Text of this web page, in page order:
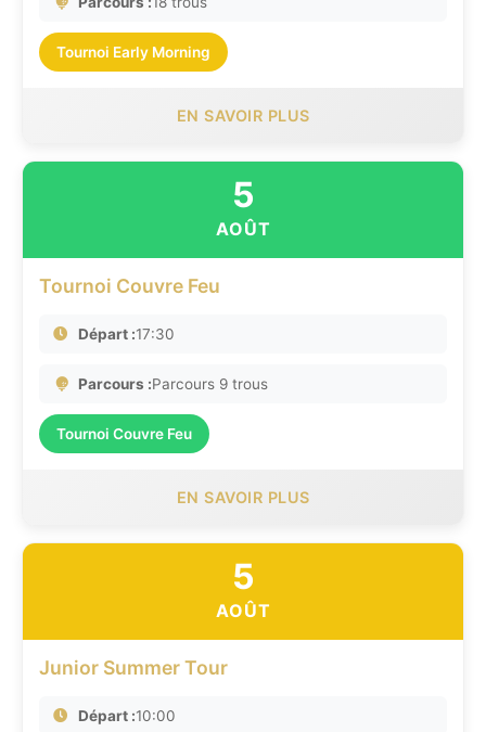
Tournoi Early Morning
EN SAVOIR PLUS
5
AOÛT
Tournoi Couvre Feu
Départ :17:30
Parcours :Parcours 9 trous
Tournoi Couvre Feu
EN SAVOIR PLUS
5
AOÛT
Junior Summer Tour
Départ :10:00